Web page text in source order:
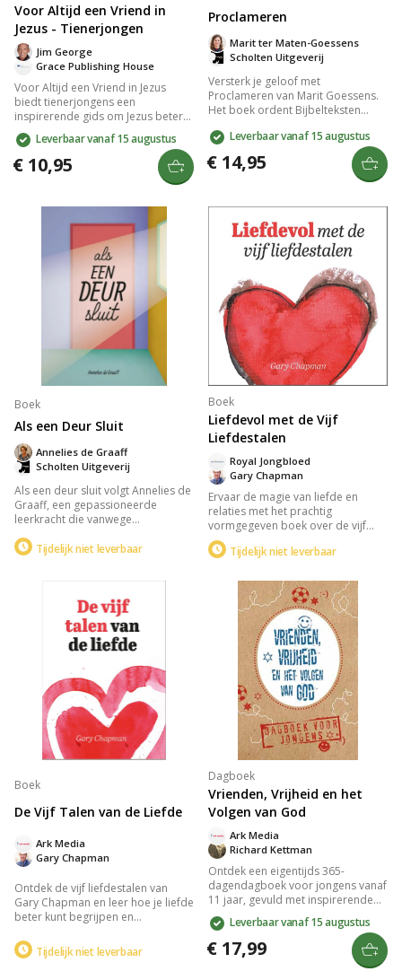
Voor Altijd een Vriend in
Jezus - Tienerjongen
Grace Publishing House
Jim George
Voor Altijd een Vriend in Jezus
biedt tienerjongens een
inspirerende gids om Jezus beter
te leren kennen en volgen. Dit boek
verkent de kern van het geloof,
moedigt aan tot persoonlijke groei
en helpt bij het ontwikkelen van
een sterke relatie met God. Ideaal
willen verdiepen en zoeken naar
betekenis in hun leven.
Leverbaar vanaf 15 augustus
€ 10,95
Proclameren
Scholten Uitgeverij
Marit ter Maten-Goessens
Versterk je geloof met
Proclameren van Marit Goessens.
Het boek ordent Bijbelteksten
en beloften kunt vinden voor je
dagelijks leven. Leer de kracht van
het uitspreken van Gods Woord en
ontdek je identiteit in Christus.
volwassenen.
Leverbaar vanaf 15 augustus
€ 14,95
Boek
Als een Deur Sluit
Scholten Uitgeverij
Annelies de Graaff
Als een deur sluit volgt Annelies de
Graaff, een gepassioneerde
leerkracht die vanwege
moet opgeven. In haar zoektocht
spirituele begeleiding van haar
hemelse Vader. Een inspirerend
verhaal over persoonlijke groei en
Tijdelijk niet leverbaar
Boek
Liefdevol met de Vijf
Liefdestalen
Gary Chapman
Royal Jongbloed
Ervaar de magie van liefde en
relaties met het prachtig
vormgegeven boek over de vijf
talen van de liefde: positieve
woorden, tijd en aandacht,
lichamelijke aanraking. Ideaal als
huwelijkscadeau, biedt het
waardevolle inzichten om je
liefdestalen te begrijpen en te
spreken.
Tijdelijk niet leverbaar
Boek
De Vijf Talen van de Liefde
Gary Chapman
Ark Media
Ontdek de vijf liefdestalen van
Gary Chapman en leer hoe je liefde
beter kunt begrijpen en
inzicht in de unieke manieren
waarop mensen liefde uiten en
Tijdelijk niet leverbaar
Dagboek
Vrienden, Vrijheid en het
Volgen van God
Richard Kettman
Ark Media
Ontdek een eigentijds 365-
dagendagboek voor jongens vanaf
11 jaar, gevuld met inspirerende
bijbelteksten en korte stukken over
relevante thema's zoals
vriendschap, keuzes maken en
vergeving. Met een stoere
vormgeving en praktische inhoud
Leverbaar vanaf 15 augustus
€ 17,99